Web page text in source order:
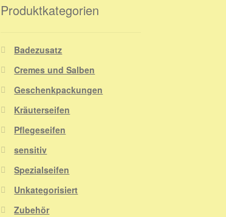
Produktkategorien
Badezusatz
Cremes und Salben
Geschenkpackungen
Kräuterseifen
Pflegeseifen
sensitiv
Spezialseifen
Unkategorisiert
Zubehör